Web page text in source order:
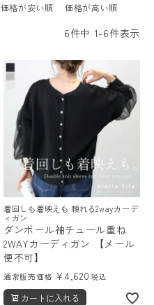
価格が安い順 価格が高い順
6件中 1-6件表示
着回しも着映えも 頼れる2wayカーデ
ィガン
ダンボール袖チュール重ね
2WAYカーディガン 【メール
便不可】
通常販売価格 ¥ 4,620 税込
カートに入れる